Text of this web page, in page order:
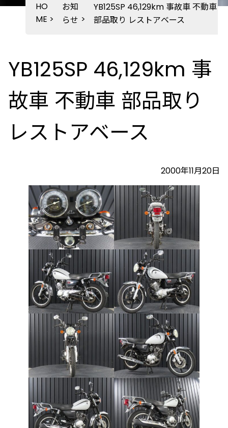
HO
ME >
お知
らせ >
YB125SP 46,129km 事故車 不動車
部品取り レストアベース
YB125SP 46,129km 事
故車 不動車 部品取り
レストアベース
2000年11月20日